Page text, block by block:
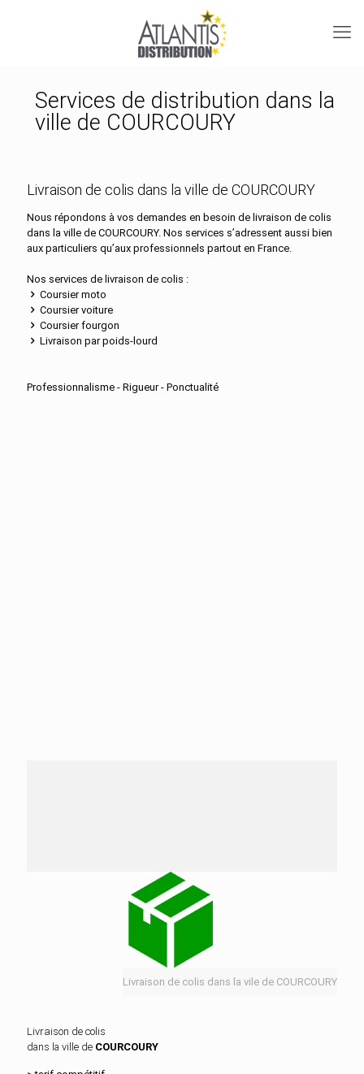
Services de distribution dans la
ville de COURCOURY
Livraison de colis dans la ville de COURCOURY
Nous répondons à vos demandes en besoin de livraison de colis
dans la ville de COURCOURY. Nos services s’adressent aussi bien
aux particuliers qu’aux professionnels partout en France.
Nos services de livraison de colis :
Coursier moto
Coursier voiture
Coursier fourgon
Livraison par poids-lourd
Professionnalisme - Rigueur - Ponctualité
Livraison de colis dans la vile de COURCOURY
Livraison de colis
dans la ville de COURCOURY